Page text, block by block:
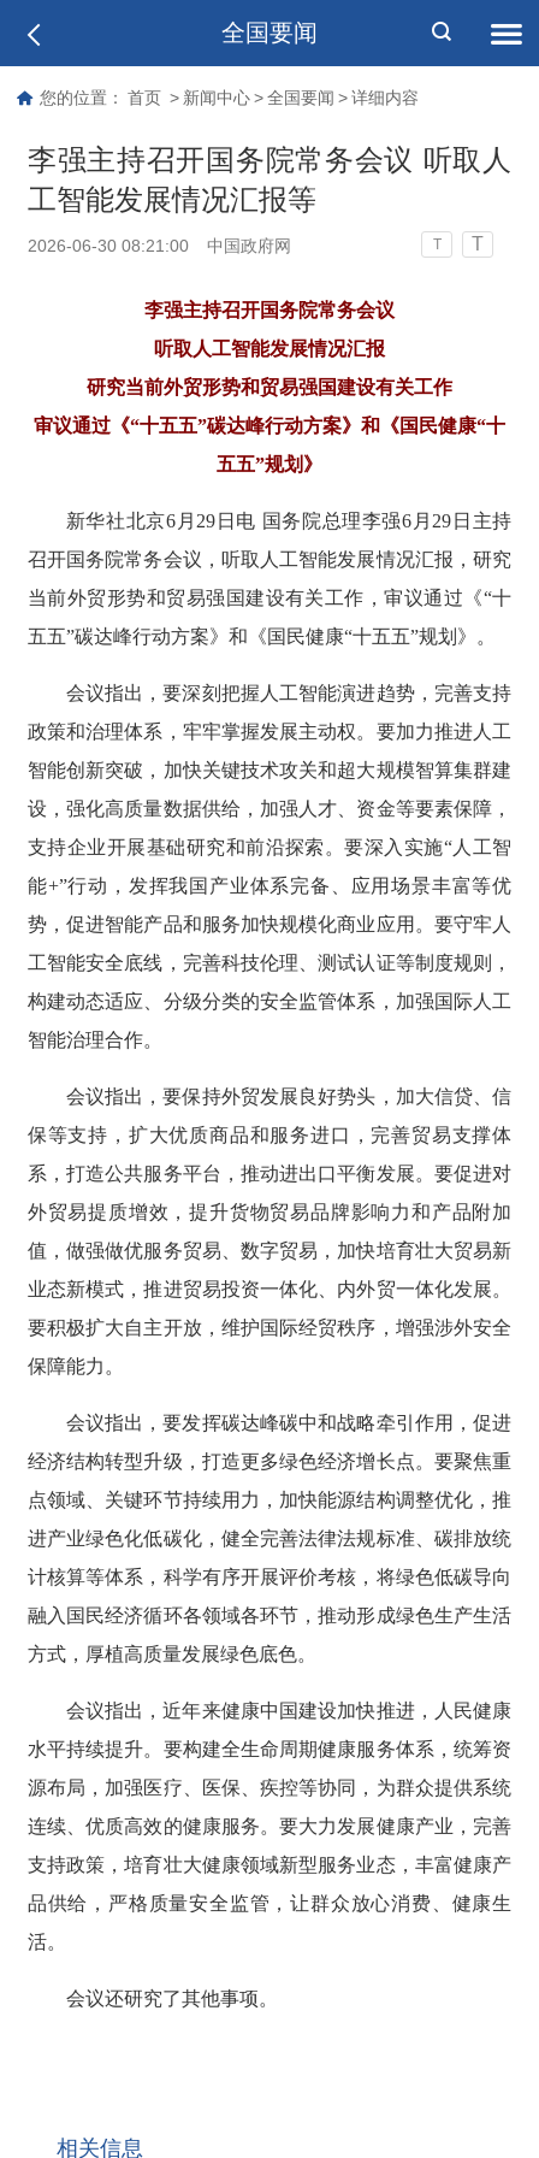
全国要闻
您的位置： 首页 > 新闻中心 > 全国要闻 > 详细内容
李强主持召开国务院常务会议 听取人
工智能发展情况汇报等
2026-06-30 08:21:00 中国政府网 T T
李强主持召开国务院常务会议
听取人工智能发展情况汇报
研究当前外贸形势和贸易强国建设有关工作
审议通过《“十五五”碳达峰行动方案》和《国民健康“十
五五”规划》
新华社北京6月29日电 国务院总理李强6月29日主持
召开国务院常务会议，听取人工智能发展情况汇报，研究
当前外贸形势和贸易强国建设有关工作，审议通过《“十
五五”碳达峰行动方案》和《国民健康“十五五”规划》。
会议指出，要深刻把握人工智能演进趋势，完善支持
政策和治理体系，牢牢掌握发展主动权。要加力推进人工
智能创新突破，加快关键技术攻关和超大规模智算集群建
设，强化高质量数据供给，加强人才、资金等要素保障，
支持企业开展基础研究和前沿探索。要深入实施“人工智
能+”行动，发挥我国产业体系完备、应用场景丰富等优
势，促进智能产品和服务加快规模化商业应用。要守牢人
工智能安全底线，完善科技伦理、测试认证等制度规则，
构建动态适应、分级分类的安全监管体系，加强国际人工
智能治理合作。
会议指出，要保持外贸发展良好势头，加大信贷、信
保等支持，扩大优质商品和服务进口，完善贸易支撑体
系，打造公共服务平台，推动进出口平衡发展。要促进对
外贸易提质增效，提升货物贸易品牌影响力和产品附加
值，做强做优服务贸易、数字贸易，加快培育壮大贸易新
业态新模式，推进贸易投资一体化、内外贸一体化发展。
要积极扩大自主开放，维护国际经贸秩序，增强涉外安全
保障能力。
会议指出，要发挥碳达峰碳中和战略牵引作用，促进
经济结构转型升级，打造更多绿色经济增长点。要聚焦重
点领域、关键环节持续用力，加快能源结构调整优化，推
进产业绿色化低碳化，健全完善法律法规标准、碳排放统
计核算等体系，科学有序开展评价考核，将绿色低碳导向
融入国民经济循环各领域各环节，推动形成绿色生产生活
方式，厚植高质量发展绿色底色。
会议指出，近年来健康中国建设加快推进，人民健康
水平持续提升。要构建全生命周期健康服务体系，统筹资
源布局，加强医疗、医保、疾控等协同，为群众提供系统
连续、优质高效的健康服务。要大力发展健康产业，完善
支持政策，培育壮大健康领域新型服务业态，丰富健康产
品供给，严格质量安全监管，让群众放心消费、健康生
活。
会议还研究了其他事项。
相关信息